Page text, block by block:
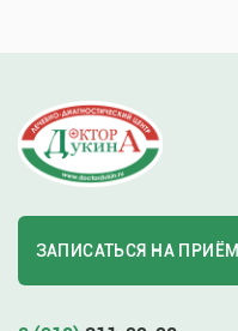
ЗАПИСАТЬСЯ НА ПРИЁМ